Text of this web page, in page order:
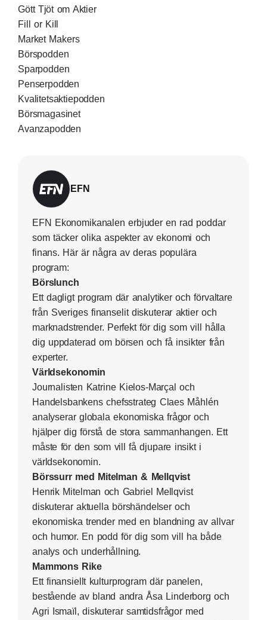
Gött Tjöt om Aktier
Fill or Kill
Market Makers
Börspodden
Sparpodden
Penserpodden
Kvalitetsaktiepodden
Börsmagasinet
Avanzapodden
EFN
EFN Ekonomikanalen erbjuder en rad poddar
som täcker olika aspekter av ekonomi och
finans. Här är några av deras populära
program:
Börslunch
Ett dagligt program där analytiker och förvaltare
från Sveriges finanselit diskuterar aktier och
marknadstrender. Perfekt för dig som vill hålla
dig uppdaterad om börsen och få insikter från
experter.
Världsekonomin
Journalisten Katrine Kielos-Marçal och
Handelsbankens chefsstrateg Claes Måhlén
analyserar globala ekonomiska frågor och
hjälper dig förstå de stora sammanhangen. Ett
måste för den som vill få djupare insikt i
världsekonomin.
Börssurr med Mitelman & Mellqvist
Henrik Mitelman och Gabriel Mellqvist
diskuterar aktuella börshändelser och
ekonomiska trender med en blandning av allvar
och humor. En podd för dig som vill ha både
analys och underhållning.
Mammons Rike
Ett finansiellt kulturprogram där panelen,
bestående av bland andra Åsa Linderborg och
Agri Ismaïl, diskuterar samtidsfrågor med